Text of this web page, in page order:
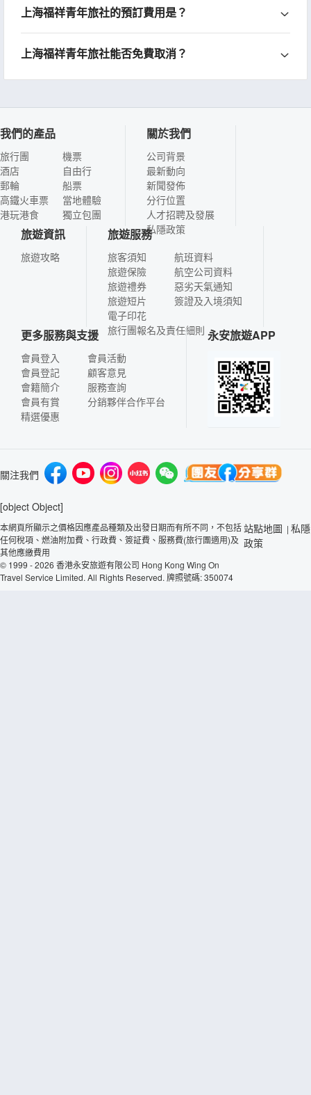
上海福祥青年旅社的預訂費用是？
上海福祥青年旅社能否免費取消？
我們的產品
旅行團
酒店
郵輪
高鐵火車票
港玩港食
機票
自由行
船票
當地體驗
獨立包團
關於我們
公司背景
最新動向
新聞發佈
分行位置
人才招聘及發展
私隱政策
旅遊資訊
旅遊攻略
旅遊服務
旅客須知
旅遊保險
旅遊禮券
旅遊短片
電子印花
航班資料
航空公司資料
惡劣天氣通知
簽證及入境須知
旅行團報名及責任細則
更多服務與支援
會員登入
會員登記
會籍簡介
會員有賞
精選優惠
會員活動
顧客意見
服務查詢
分銷夥伴合作平台
永安旅遊APP
關注我們
[object Object]
本網頁所顯示之價格因應產品種類及出發日期而有所不同，不包括
任何稅項、燃油附加費、行政費、簽証費、服務費(旅行團適用)及
其他應繳費用
© 1999 - 2026 香港永安旅遊有限公司 Hong Kong Wing On
Travel Service Limited. All Rights Reserved. 牌照號碼: 350074
站點地圖 | 私隱
政策